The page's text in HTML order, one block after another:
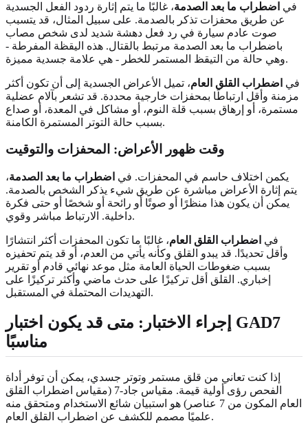
في اضطراب ما بعد الصدمة، غالبًا ما يتم إثارة ردود الفعل الجسدية
عن طريق محفزات تذكر بالصدمة. على سبيل المثال، قد يتسبب
صوت عادم سيارة في رد فعل دهشة شديد لدى شخص مصاب
باضطراب ما بعد الصدمة مرتبط بالقتال. هذه اليقظة المفرطة -
وهي حالة من التيقظ المستمر للخطر - هي علامة جسدية مميزة.
في اضطراب القلق العام، تميل الأعراض الجسدية إلى أن تكون أكثر
مزمنة وأقل ارتباطًا بمحفزات خارجية محددة. قد تشعر بآلام عضلية
مستمرة، أو إرهاق بسبب قلة النوم، أو مشاكل في المعدة، أو صداع
بسبب حالة التوتر المستمرة الكامنة.
وقت ظهور الأعراض: المحفزات والتوقيت
يكمن اختلاف حاسم في المحفزات. في اضطراب ما بعد الصدمة،
يتم إثارة الأعراض مباشرة عن طريق شيء يذكر الشخص بالصدمة.
يمكن أن يكون هذا منظرًا أو صوتًا أو رائحة أو شخصًا أو حتى فكرة
داخلية. الارتباط مباشر وقوي.
في اضطراب القلق العام، غالبًا ما تكون المحفزات أكثر انتشارًا
وأقل تحديدًا. قد يبدو القلق وكأنه يأتي من العدم، أو قد يتم تحفيزه
بسبب ضغوطات الحياة العامة مثل موعد نهائي قادم أو تقرير
إخباري. القلق أقل تركيزًا على حدث ماضي وأكثر تركيزًا على
التهديدات المحتملة في المستقبل.
إجراء الاختبار: متى قد يكون اختبار GAD7
مناسبًا
إذا كنت تعاني من قلق مستمر وتوتر جسدي، يمكن أن توفر أداة
الفحص رؤى أولية قيمة. مقياس جاد-7 (مقياس اضطراب القلق
العام المكون من 7 عناصر) هو استبيان شائع الاستخدام ومتحقق منه
علميًا مصمم للكشف عن اضطراب القلق العام.